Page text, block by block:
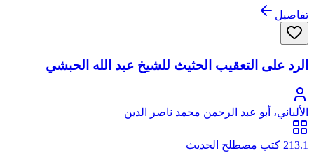
تفاصيل
الرد على التعقيب الحثيث للشيخ عبد الله الحبشي
الألباني، أبو عبد الرحمن محمد ناصر الدين
213.1 كتب مصطلح الحديث